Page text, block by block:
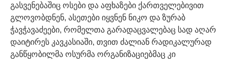
გასვენებაშიც ოსები და აფხაზები ქართველებივით
გლოვობდნენ, ასეთები იყვნენ ნიკო და ზურაბ
ჭავჭავაძეები, რომელთა გარადაცვალებაც სად აღარ
დაიტირეს კავკასიაში, თვით ძალიან რადიკალურად
განწყობილმა ოსურმა ორგანიზაციებმაც კი